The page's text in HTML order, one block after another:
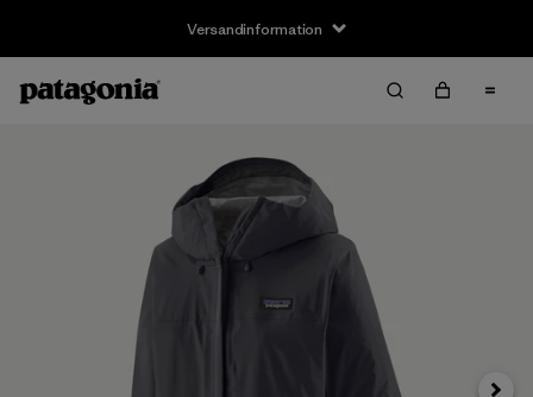
Versandinformation